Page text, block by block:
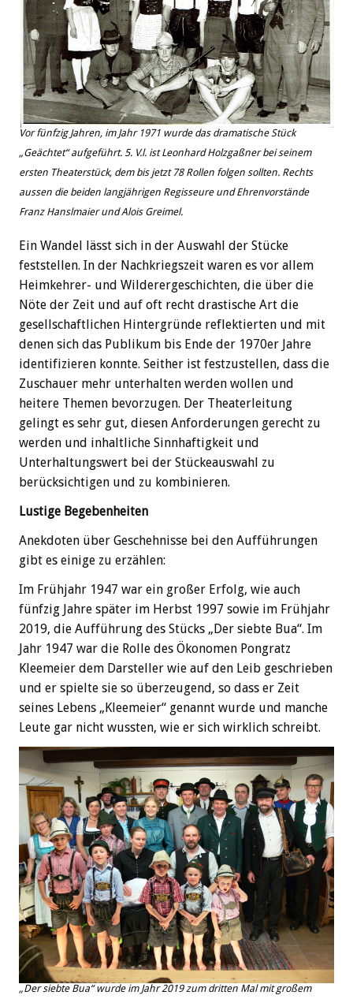
Vor fünfzig Jahren, im Jahr 1971 wurde das dramatische Stück
„Geächtet“ aufgeführt. 5. V.l. ist Leonhard Holzgaßner bei seinem
ersten Theaterstück, dem bis jetzt 78 Rollen folgen sollten. Rechts
aussen die beiden langjährigen Regisseure und Ehrenvorstände
Franz Hanslmaier und Alois Greimel.
Ein Wandel lässt sich in der Auswahl der Stücke
feststellen. In der Nachkriegszeit waren es vor allem
Heimkehrer- und Wilderergeschichten, die über die
Nöte der Zeit und auf oft recht drastische Art die
gesellschaftlichen Hintergründe reflektierten und mit
denen sich das Publikum bis Ende der 1970er Jahre
identifizieren konnte. Seither ist festzustellen, dass die
Zuschauer mehr unterhalten werden wollen und
heitere Themen bevorzugen. Der Theaterleitung
gelingt es sehr gut, diesen Anforderungen gerecht zu
werden und inhaltliche Sinnhaftigkeit und
Unterhaltungswert bei der Stückeauswahl zu
berücksichtigen und zu kombinieren.
Lustige Begebenheiten
Anekdoten über Geschehnisse bei den Aufführungen
gibt es einige zu erzählen:
Im Frühjahr 1947 war ein großer Erfolg, wie auch
fünfzig Jahre später im Herbst 1997 sowie im Frühjahr
2019, die Aufführung des Stücks „Der siebte Bua“. Im
Jahr 1947 war die Rolle des Ökonomen Pongratz
Kleemeier dem Darsteller wie auf den Leib geschrieben
und er spielte sie so überzeugend, so dass er Zeit
seines Lebens „Kleemeier“ genannt wurde und manche
Leute gar nicht wussten, wie er sich wirklich schreibt.
„Der siebte Bua“ wurde im Jahr 2019 zum dritten Mal mit großem